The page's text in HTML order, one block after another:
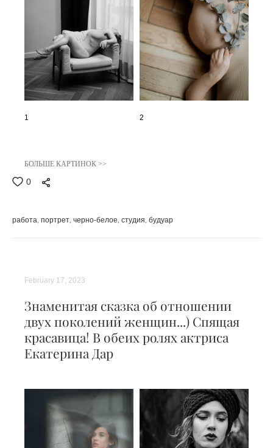
1 2
БОЛЬШЕ КАРТИНОК >>
0
работа портрет черно-белое студия будуар
Знаменитая сказка об отношении
двух поколений женщин...) Спящая
красавица! В обеих ролях актриса
Екатерина Дар
February 17, 2023